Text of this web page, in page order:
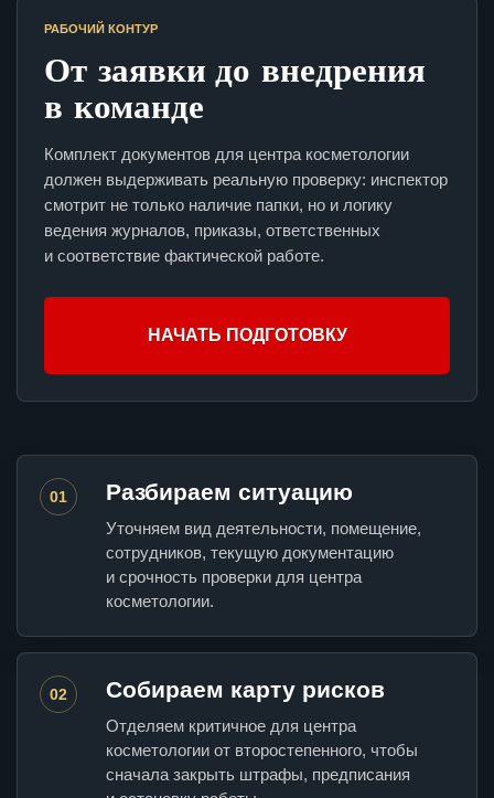
РАБОЧИЙ КОНТУР
От заявки до внедрения
в команде
Комплект документов для центра косметологии
должен выдерживать реальную проверку: инспектор
смотрит не только наличие папки, но и логику
ведения журналов, приказы, ответственных
и соответствие фактической работе.
НАЧАТЬ ПОДГОТОВКУ
01 Разбираем ситуацию
Уточняем вид деятельности, помещение,
сотрудников, текущую документацию
и срочность проверки для центра
косметологии.
02 Собираем карту рисков
Отделяем критичное для центра
косметологии от второстепенного, чтобы
сначала закрыть штрафы, предписания